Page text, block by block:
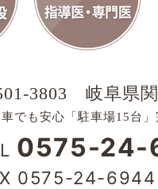
3803 岐阜県
でも安心「駐車場15台」
0575-24-
0575-24-6944